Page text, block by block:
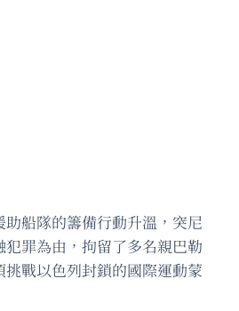
船隊的籌備行動升溫，突尼
罪為由，拘留了多名親巴勒
戰以色列封鎖的國際運動蒙